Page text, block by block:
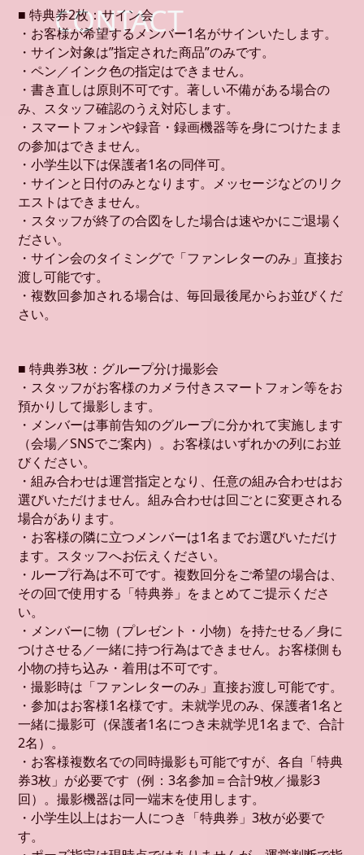
CONTACT
■ 特典券2枚：サイン会
・お客様が希望するメンバー1名がサインいたします。
・サイン対象は”指定された商品”のみです。
・ペン／インク色の指定はできません。
・書き直しは原則不可です。著しい不備がある場合の
み、スタッフ確認のうえ対応します。
・スマートフォンや録音・録画機器等を身につけたまま
の参加はできません。
・小学生以下は保護者1名の同伴可。
・サインと日付のみとなります。メッセージなどのリク
エストはできません。
・スタッフが終了の合図をした場合は速やかにご退場く
ださい。
・サイン会のタイミングで「ファンレターのみ」直接お
渡し可能です。
・複数回参加される場合は、毎回最後尾からお並びくだ
さい。
■ 特典券3枚：グループ分け撮影会
・スタッフがお客様のカメラ付きスマートフォン等をお
預かりして撮影します。
・メンバーは事前告知のグループに分かれて実施します
（会場／SNSでご案内）。お客様はいずれかの列にお並
びください。
・組み合わせは運営指定となり、任意の組み合わせはお
選びいただけません。組み合わせは回ごとに変更される
場合があります。
・お客様の隣に立つメンバーは1名までお選びいただけ
ます。スタッフへお伝えください。
・ループ行為は不可です。複数回分をご希望の場合は、
その回で使用する「特典券」をまとめてご提示くださ
い。
・メンバーに物（プレゼント・小物）を持たせる／身に
つけさせる／一緒に持つ行為はできません。お客様側も
小物の持ち込み・着用は不可です。
・撮影時は「ファンレターのみ」直接お渡し可能です。
・参加はお客様1名様です。未就学児のみ、保護者1名と
一緒に撮影可（保護者1名につき未就学児1名まで、合計
2名）。
・お客様複数名での同時撮影も可能ですが、各自「特典
券3枚」が必要です（例：3名参加＝合計9枚／撮影3
回）。撮影機器は同一端末を使用します。
・小学生以上はお一人につき「特典券」3枚が必要で
す。